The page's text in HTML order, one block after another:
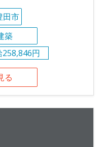
田市
築
258,846円
る